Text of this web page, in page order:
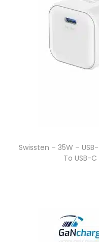
Swissten – 35W –
To USB-